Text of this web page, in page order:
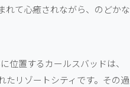
れて心癒されながら、のどかな
位置するカールスバッドは、
たリゾートシティです。その過